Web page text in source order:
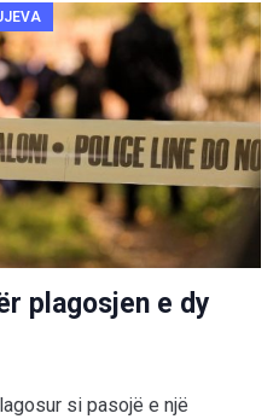
plagosjen e dy
si pasojë e një